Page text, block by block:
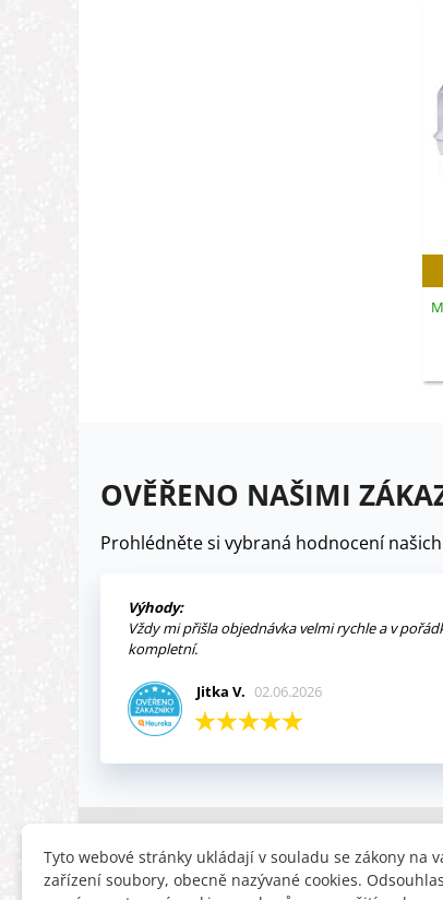
OVĚŘENO NAŠIMI
Prohlédněte si vybraná hodnocení
Výhody:
Vždy mi přišla objednávka velmi rychle a v
kompletní.
Jitka V. 02.06.2026
INFORMACE
Obchodní podmínky Slevy
Tyto webové stránky ukládají v souladu se zákony na
zařízení soubory, obecně nazývané cookies.